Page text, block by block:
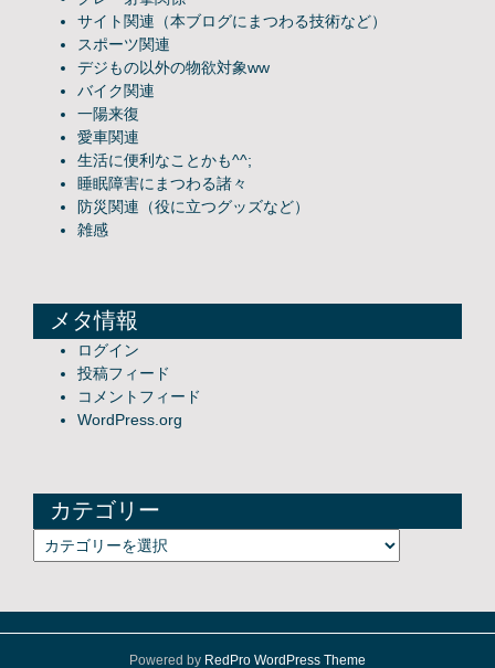
サイト関連（本ブログにまつわる技術など）
スポーツ関連
デジもの以外の物欲対象ww
バイク関連
一陽来復
愛車関連
生活に便利なことかも^^;
睡眠障害にまつわる諸々
防災関連（役に立つグッズなど）
雑感
メタ情報
ログイン
投稿フィード
コメントフィード
WordPress.org
カテゴリー
カテゴリー
Powered by RedPro WordPress Theme